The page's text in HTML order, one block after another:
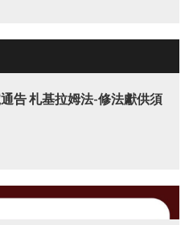
告 札基拉姆法-修法獻供須